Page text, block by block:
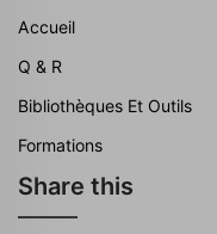
Accueil
Q & R
Bibliothèques Et Outils
Formations
Share this